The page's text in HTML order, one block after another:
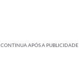
CONTINUA APÓS A PUBLICIDADE